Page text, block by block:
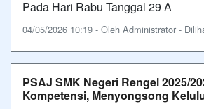
Pada Hari Rabu Tanggal 29 A
04/05/2026 10:19 - Oleh Administrator -
PSAJ SMK Negeri Rengel 2025/
Kompetensi, Menyongsong